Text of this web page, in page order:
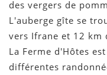
des vergers de
L'auberge gîte se
vers Ifrane et 12 km
La Ferme d'Hôtes
différentes